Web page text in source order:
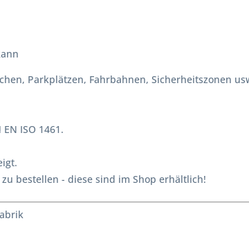
Parkplätzen, Fahrbahnen, Sicherheitszonen
ISO 1461.
bestellen - diese sind im Shop erhältlich!